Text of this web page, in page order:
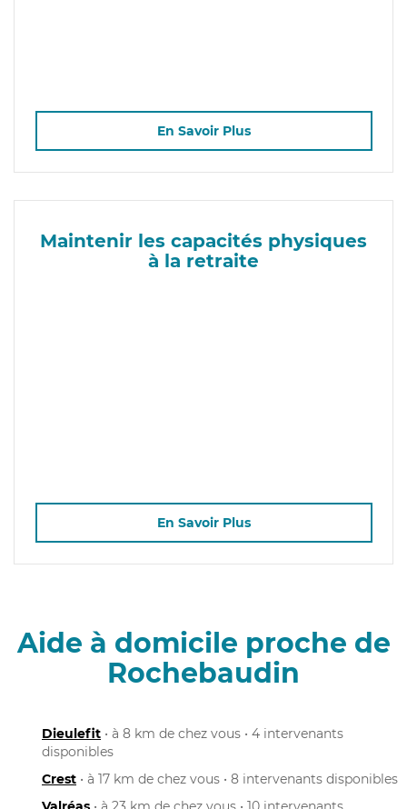
En Savoir Plus
Maintenir les capacités physiques
à la retraite
En Savoir Plus
Aide à domicile proche de
Rochebaudin
Dieulefit • à 8 km de chez vous • 4 intervenants
disponibles
Crest • à 17 km de chez vous • 8 intervenants disponibles